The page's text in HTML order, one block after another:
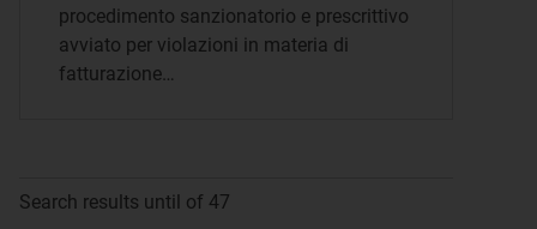
procedimento sanzionatorio e prescrittivo
avviato per violazioni in materia di
fatturazione…
Search results until of 47